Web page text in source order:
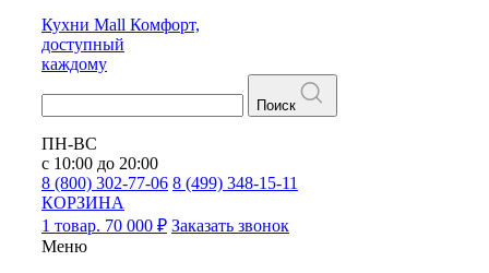
Кухни Mall Комфорт,
доступный
каждому
Поиск
ПН-ВС
с 10:00 до 20:00
8 (800) 302-77-06 8 (499) 348-15-11
КОРЗИНА
1 товар. 70 000 ₽ Заказать звонок
Меню